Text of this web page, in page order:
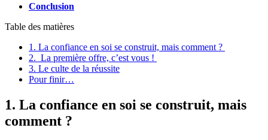
Conclusion
Table des matières
1. La confiance en soi se construit, mais comment ?
2. La première offre, c’est vous !
3. Le culte de la réussite
Pour finir…
1. La confiance en soi se construit, mais
comment ?